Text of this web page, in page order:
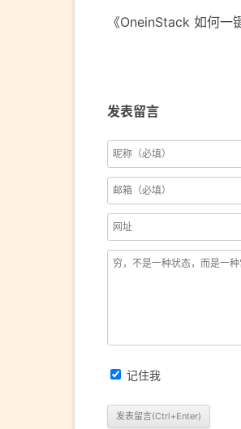
《OneinStack 如何
发表留言
记住我